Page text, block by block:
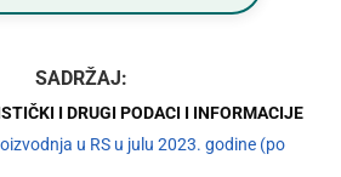
SADRŽAJ:
I DRUGI PODACI I INFORMACIJE
u RS u julu 2023. godine (po